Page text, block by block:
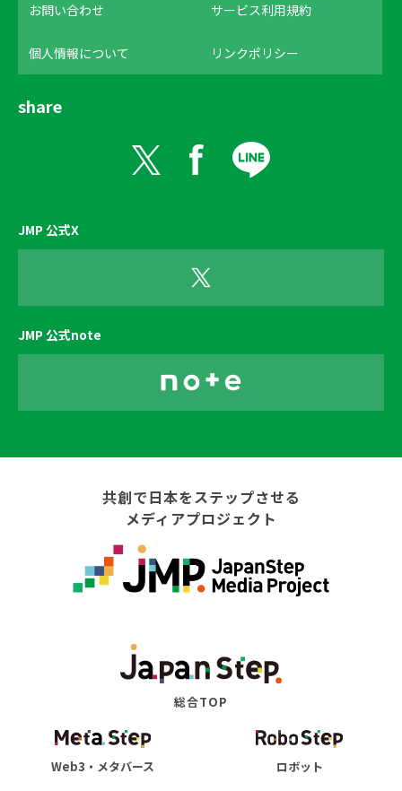
お問い合わせ サービス利用規約
個人情報について リンクポリシー
share
JMP 公式X
JMP 公式note
共創で日本をステップさせる
メディアプロジェクト
総合TOP
Web3・メタバース ロボット